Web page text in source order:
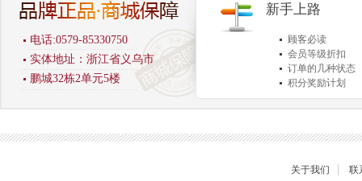
电话:0579-85330750
实体地址：浙江省义乌市
鹏城32栋2单元5楼
新手上路
顾客必读
会员等级折扣
订单的几种状态
积分奖励计划
商品退货保障
关于我们 联